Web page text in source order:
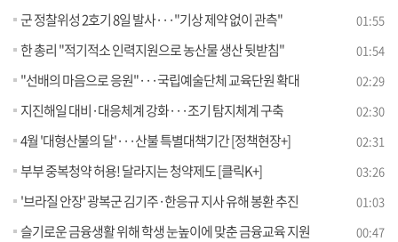
군 정찰위성 2호기 8일 발사···"기상 제약 없이 관측" 01:55
한 총리 "적기적소 인력지원으로 농산물 생산 뒷받침" 01:54
"선배의 마음으로 응원"···국립예술단체 교육단원 확대 02:29
지진해일 대비·대응체계 강화···조기 탐지체계 구축 02:30
4월 '대형산불의 달'···산불 특별대책기간 [정책현장+] 02:31
부부 중복청약 허용! 달라지는 청약제도 [클릭K+] 03:26
'브라질 안장' 광복군 김기주·한응규 지사 유해 봉환 추진 01:03
슬기로운 금융생활 위해 학생 눈높이에 맞춘 금융교육 지원 00:47